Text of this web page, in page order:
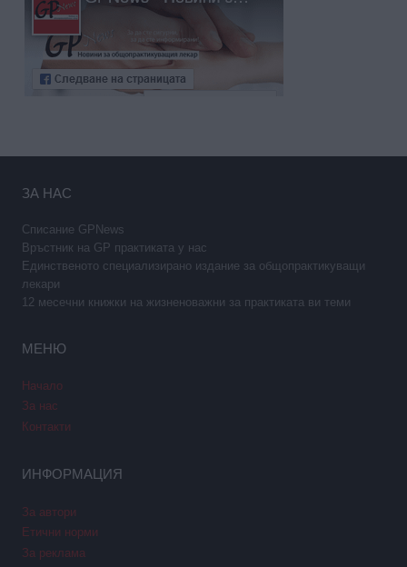
ЗА НАС
Списание GPNews
Връстник на GP практиката у нас
Единственото специализирано издание за общопрактикуващи
лекари
12 месечни книжки на жизненоважни за практиката ви теми
МЕНЮ
Начало
За нас
Контакти
ИНФОРМАЦИЯ
За автори
Етични норми
За реклама